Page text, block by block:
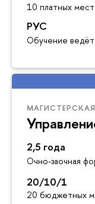
10 платных
РУС
Обучение
2,5 года
Очно-заочная
20/10/1
20 бюджетных